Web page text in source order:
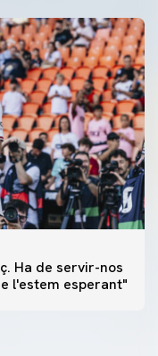
Ha de servir-nos
l'estem esperant"